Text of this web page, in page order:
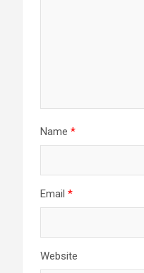
Name *
Email *
Website